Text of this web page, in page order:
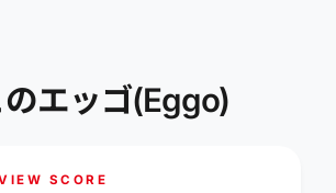
エッゴ(Eggo)
SCORE